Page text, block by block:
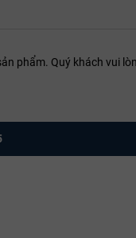
phẩm. Quý khách vui